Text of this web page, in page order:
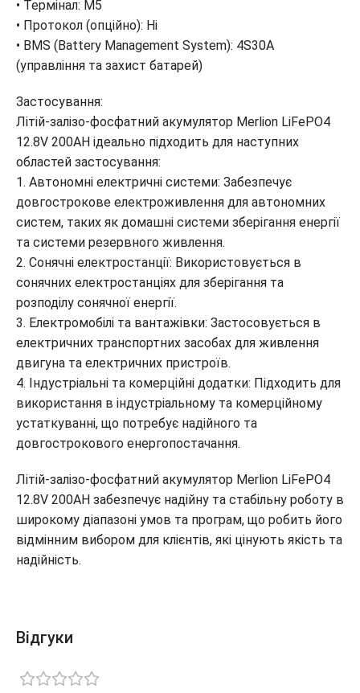
• Термінал: M5
• Протокол (опційно): Ні
• BMS (Battery Management System): 4S30A
(управління та захист батарей)
Застосування:
Літій-залізо-фосфатний акумулятор Merlion LiFePO4
12.8V 200AH ідеально підходить для наступних
областей застосування:
1. Автономні електричні системи: Забезпечує
довгострокове електроживлення для автономних
систем, таких як домашні системи зберігання енергії
та системи резервного живлення.
2. Сонячні електростанції: Використовується в
сонячних електростанціях для зберігання та
розподілу сонячної енергії.
3. Електромобілі та вантажівки: Застосовується в
електричних транспортних засобах для живлення
двигуна та електричних пристроїв.
4. Індустріальні та комерційні додатки: Підходить для
використання в індустріальному та комерційному
устаткуванні, що потребує надійного та
довгострокового енергопостачання.
Літій-залізо-фосфатний акумулятор Merlion LiFePO4
12.8V 200AH забезпечує надійну та стабільну роботу в
широкому діапазоні умов та програм, що робить його
відмінним вибором для клієнтів, які цінують якість та
надійність.
Відгуки